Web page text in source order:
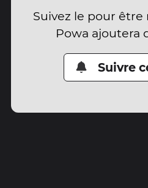
Suivez le pour être
Powa ajoutera
Suivre